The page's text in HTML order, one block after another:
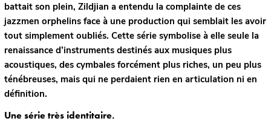
battait son plein, Zildjian a entendu la complainte de ces
jazzmen orphelins face à une production qui semblait les avoir
tout simplement oubliés. Cette série symbolise à elle seule la
renaissance d’instruments destinés aux musiques plus
acoustiques, des cymbales forcément plus riches, un peu plus
ténébreuses, mais qui ne perdaient rien en articulation ni en
définition.
Une série très identitaire.